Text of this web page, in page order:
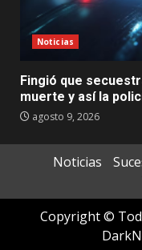
Noticias
Fingió que
muerte y así la
agosto 9, 2026
Noticias
Copyright ©